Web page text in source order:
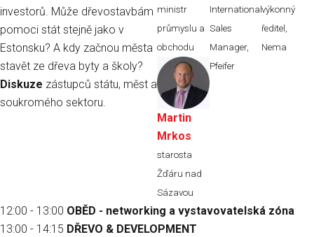
investorů. Může dřevostavbám
pomoci stát stejně jako v
Estonsku? A kdy začnou města
stavět ze dřeva byty a školy?
Diskuze zástupců státu, měst a
soukromého sektoru.
ministr
průmyslu a
obchodu
Martin
Mrkos
starosta
Žďáru nad
Sázavou
International
Sales
Manager,
Pfeifer
výkonný
ředitel,
Nema
12:00 - 13:00 OBĚD - networking a vystavovatelská zóna
13:00 - 14:15 DŘEVO & DEVELOPMENT